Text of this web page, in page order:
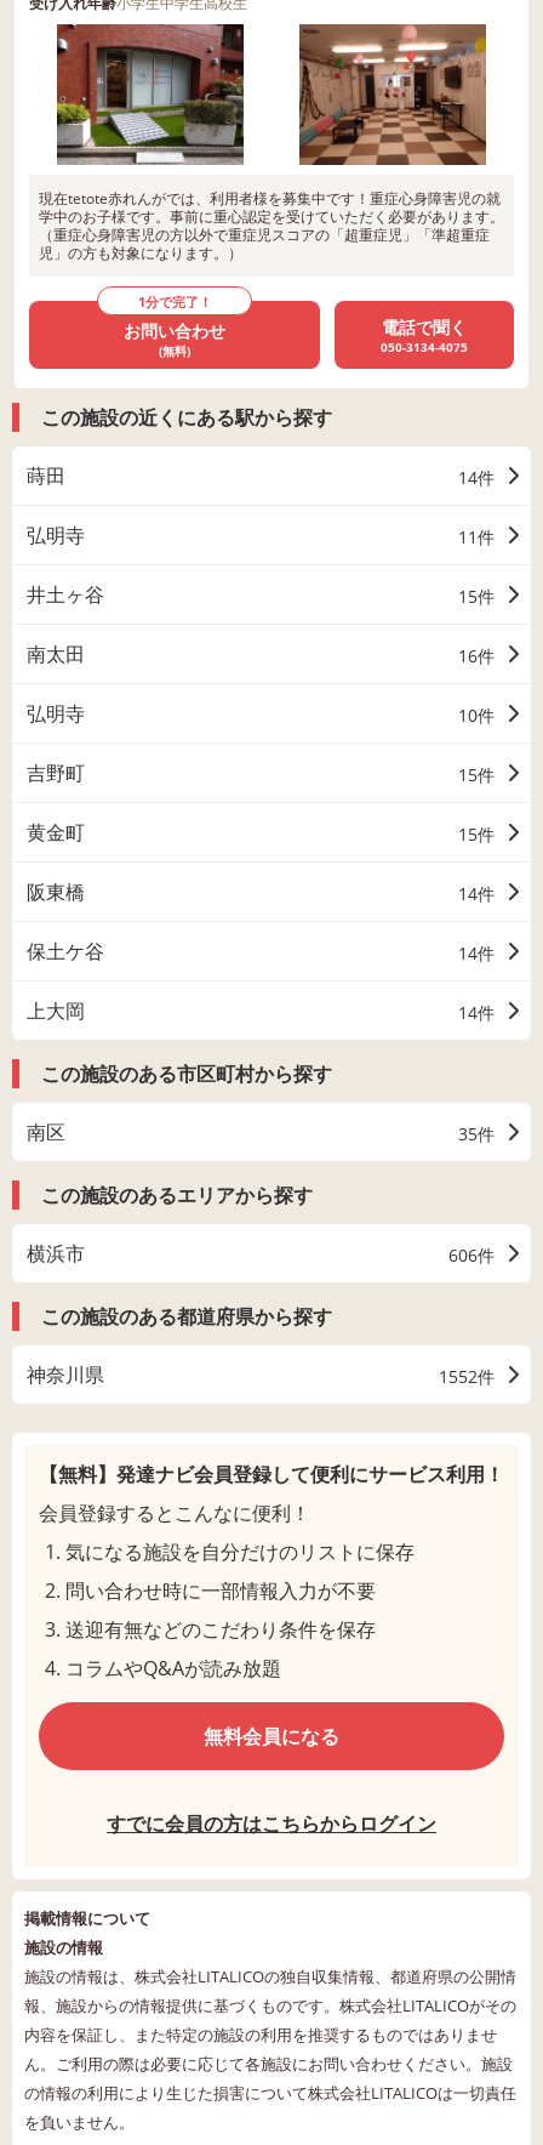
現在tetote赤れんがでは、利用者様を募集中です！重症心身障害児の就
学中のお子様です。事前に重心認定を受けていただく必要があります。
（重症心身障害児の方以外で重症児スコアの「超重症児」「準超重症
児」の方も対象になります。）
1分で完了！
お問い合わせ
(無料)
電話で聞く
050-3134-4075
この施設の近くにある駅から探す
蒔田 14件
弘明寺 11件
井土ヶ谷 15件
南太田 16件
弘明寺 10件
吉野町 15件
黄金町 15件
阪東橋 14件
保土ケ谷 14件
上大岡 14件
この施設のある市区町村から探す
南区 35件
この施設のあるエリアから探す
横浜市 606件
この施設のある都道府県から探す
神奈川県 1552件
【無料】発達ナビ会員登録して便利にサービス利用！
会員登録するとこんなに便利！
気になる施設を自分だけのリストに保存
問い合わせ時に一部情報入力が不要
送迎有無などのこだわり条件を保存
コラムやQ&Aが読み放題
無料会員になる
すでに会員の方はこちらからログイン
掲載情報について
施設の情報
施設の情報は、株式会社LITALICOの独自収集情報、都道府県の公開情
報、施設からの情報提供に基づくものです。株式会社LITALICOがその
内容を保証し、また特定の施設の利用を推奨するものではありませ
ん。ご利用の際は必要に応じて各施設にお問い合わせください。施設
の情報の利用により生じた損害について株式会社LITALICOは一切責任
を負いません。